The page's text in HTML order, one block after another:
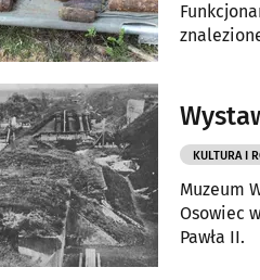
KULTURA I
Muzeum
Osowiec
Pawła II.